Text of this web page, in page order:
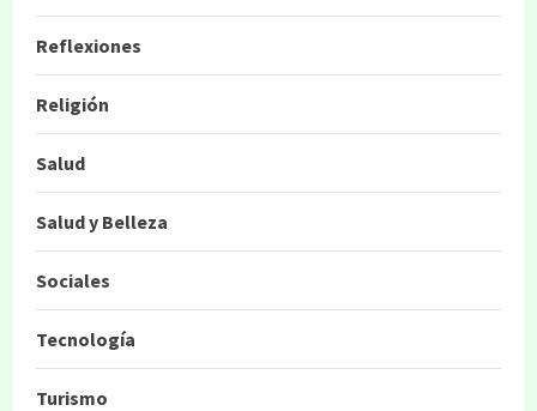
Reflexiones
Religión
Salud
Salud y Belleza
Sociales
Tecnología
Turismo